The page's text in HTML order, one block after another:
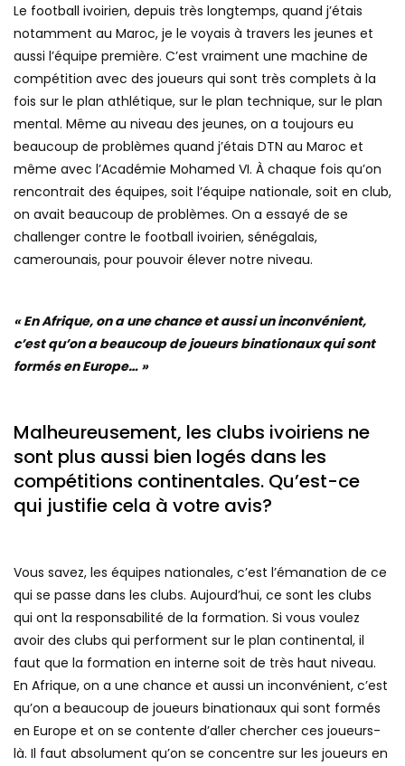
Le football ivoirien, depuis très longtemps, quand j’étais
notamment au Maroc, je le voyais à travers les jeunes et
aussi l’équipe première. C’est vraiment une machine de
compétition avec des joueurs qui sont très complets à la
fois sur le plan athlétique, sur le plan technique, sur le plan
mental. Même au niveau des jeunes, on a toujours eu
beaucoup de problèmes quand j’étais DTN au Maroc et
même avec l’Académie Mohamed VI. À chaque fois qu’on
rencontrait des équipes, soit l’équipe nationale, soit en club,
on avait beaucoup de problèmes. On a essayé de se
challenger contre le football ivoirien, sénégalais,
camerounais, pour pouvoir élever notre niveau.
« En Afrique, on a une chance et aussi un inconvénient,
c’est qu’on a beaucoup de joueurs binationaux qui sont
formés en Europe… »
Malheureusement, les clubs ivoiriens ne
sont plus aussi bien logés dans les
compétitions continentales. Qu’est-ce
qui justifie cela à votre avis?
Vous savez, les équipes nationales, c’est l’émanation de ce
qui se passe dans les clubs. Aujourd’hui, ce sont les clubs
qui ont la responsabilité de la formation. Si vous voulez
avoir des clubs qui performent sur le plan continental, il
faut que la formation en interne soit de très haut niveau.
En Afrique, on a une chance et aussi un inconvénient, c’est
qu’on a beaucoup de joueurs binationaux qui sont formés
en Europe et on se contente d’aller chercher ces joueurs-
là. Il faut absolument qu’on se concentre sur les joueurs en